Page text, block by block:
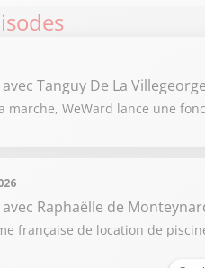
avec Tanguy De La
marche, WeWard lance une
avec Raphaëlle de
française de location de